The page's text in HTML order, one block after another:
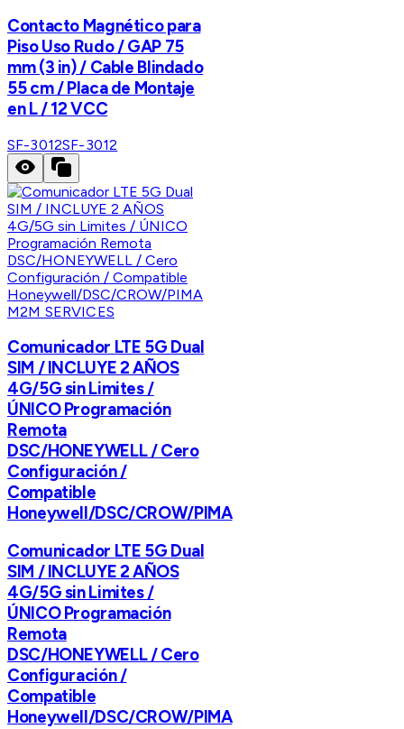
Contacto Magnético para
Piso Uso Rudo / GAP 75
mm (3 in) / Cable Blindado
55 cm / Placa de Montaje
en L / 12 VCC
SF-3012SF-3012
M2M SERVICES
Comunicador LTE 5G Dual
SIM / INCLUYE 2 AÑOS
4G/5G sin Limites /
ÚNICO Programación
Remota
DSC/HONEYWELL / Cero
Configuración /
Compatible
Honeywell/DSC/CROW/PIMA
Comunicador LTE 5G Dual
SIM / INCLUYE 2 AÑOS
4G/5G sin Limites /
ÚNICO Programación
Remota
DSC/HONEYWELL / Cero
Configuración /
Compatible
Honeywell/DSC/CROW/PIMA